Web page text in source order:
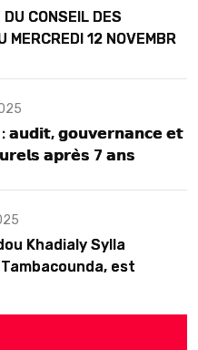
DU CONSEIL DES
MERCREDI 12 NOVEMBRE
𝗮𝘂𝗱𝗶𝘁, 𝗴𝗼𝘂𝘃𝗲𝗿𝗻𝗮𝗻𝗰𝗲 𝗲𝘁
𝗮𝗽𝗿𝗲̀𝘀 7 𝗮𝗻𝘀
Khadialy Sylla
est